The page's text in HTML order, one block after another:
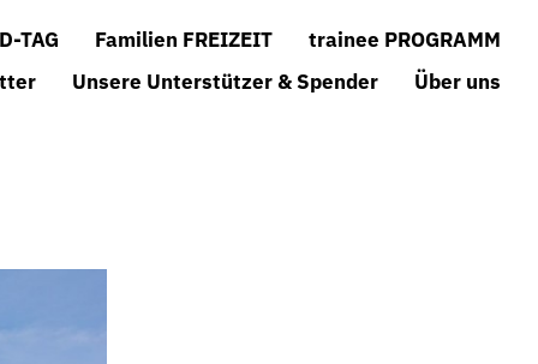
TAG Familien FREIZEIT
trainee PROGRAMM
Unsere Unterstützer & Spender Über uns